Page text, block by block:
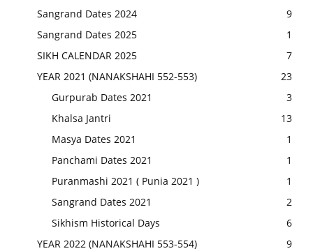
Sangrand Dates 2024
9
Sangrand Dates 2025
1
SIKH CALENDAR 2025
7
YEAR 2021 (NANAKSHAHI 552-553)
23
Gurpurab Dates 2021
3
Khalsa Jantri
13
Masya Dates 2021
1
Panchami Dates 2021
1
Puranmashi 2021 ( Punia 2021 )
1
Sangrand Dates 2021
2
Sikhism Historical Days
6
YEAR 2022 (NANAKSHAHI 553-554)
9